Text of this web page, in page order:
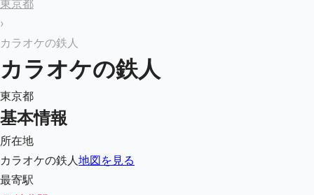
東京都
›
カラオケの鉄人
カラオケの鉄人
東京都
基本情報
所在地
カラオケの鉄人地図を見る
最寄駅